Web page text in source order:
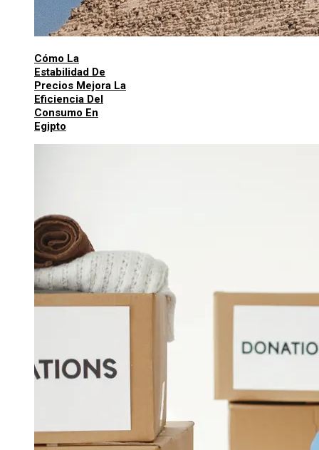
Cómo La
Estabilidad De
Precios Mejora La
Eficiencia Del
Consumo En
Egipto